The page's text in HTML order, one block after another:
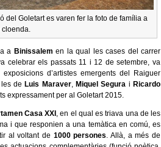
del Goletart es varen fer la foto de família a
cloenda.
a Binissalem en la qual les cases del carrer
celebrar els passats 11 i 12 de setembre, va
d’artistes emergents del Raiguer
de Luis Maraver, Miquel Segura i Ricardo
expressament per al Goletart 2015.
Casa XXI , en el qual es triava una de les
i que responien a una temàtica en comú, es
al voltant de 1000 persones. Allà, a més de